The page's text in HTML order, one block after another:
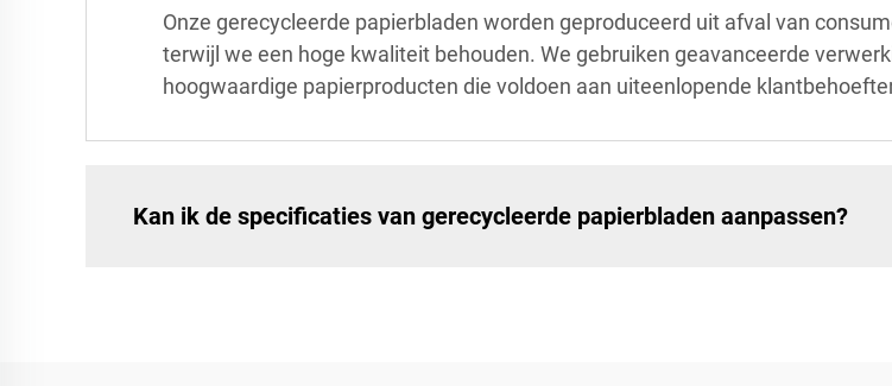
Onze gerecycleerde papierbladen worden geproduceerd uit afval van
terwijl we een hoge kwaliteit behouden. We gebruiken geavanceerde
hoogwaardige papierproducten die voldoen aan uiteenlopende
Kan ik de specificaties van gerecycleerde papierbladen aanpassen?